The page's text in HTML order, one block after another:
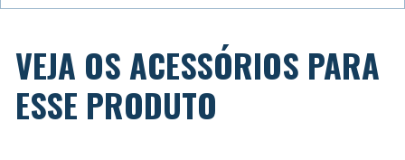
VEJA OS ACESSÓRIOS PARA
ESSE PRODUTO